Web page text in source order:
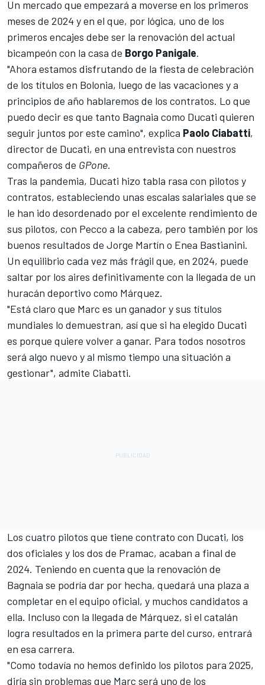
Un mercado que empezará a moverse en los primeros
meses de 2024 y en el que, por lógica, uno de los
primeros encajes debe ser la renovación del actual
bicampeón con la casa de Borgo Panigale.
"Ahora estamos disfrutando de la fiesta de celebración
de los títulos en Bolonia, luego de las vacaciones y a
principios de año hablaremos de los contratos. Lo que
puedo decir es que tanto Bagnaia como Ducati quieren
seguir juntos por este camino", explica Paolo Ciabatti,
director de Ducati, en una entrevista con nuestros
compañeros de GPone.
Tras la pandemia, Ducati hizo tabla rasa con pilotos y
contratos, estableciendo unas escalas salariales que se
le han ido desordenado por el excelente rendimiento de
sus pilotos, con Pecco a la cabeza, pero también por los
buenos resultados de Jorge Martín o Enea Bastianini.
Un equilibrio cada vez más frágil que, en 2024, puede
saltar por los aires definitivamente con la llegada de un
huracán deportivo como Márquez.
"Está claro que Marc es un ganador y sus títulos
mundiales lo demuestran, así que si ha elegido Ducati
es porque quiere volver a ganar. Para todos nosotros
será algo nuevo y al mismo tiempo una situación a
gestionar", admite Ciabatti.
Los cuatro pilotos que tiene contrato con Ducati, los
dos oficiales y los dos de Pramac, acaban a final de
2024. Teniendo en cuenta que la renovación de
Bagnaia se podría dar por hecha, quedará una plaza a
completar en el equipo oficial, y muchos candidatos a
ella. Incluso con la llegada de Márquez, si el catalán
logra resultados en la primera parte del curso, entrará
en esa carrera.
"Como todavía no hemos definido los pilotos para 2025,
diría sin problemas que Marc será uno de los